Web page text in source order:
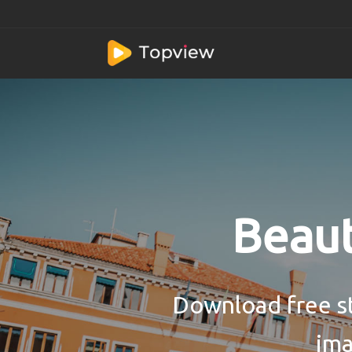
Download free